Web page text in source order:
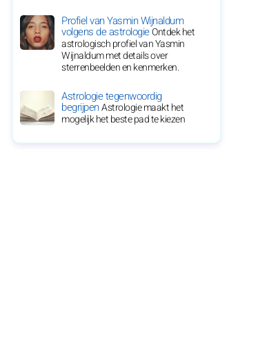
Profiel van Yasmin Wijnaldum
volgens de astrologieOntdek het
astrologisch profiel van Yasmin
Wijnaldum met details over
sterrenbeelden en kenmerken.
Astrologie tegenwoordig
begrijpenAstrologie maakt het
mogelijk het beste pad te kiezen